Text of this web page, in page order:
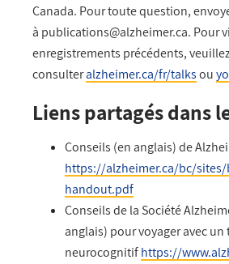
Canada. Pour toute question,
à publications@alzheimer.ca. Pour
enregistrements précédents,
consulteralzheimer.ca/fr/talksou
Liens partagés dans
Conseils (en anglais) de
https://alzheimer.ca/bc/
handout.pdf
Conseils de la Société
anglais) pour voyager avec
neurocognitifhttps://